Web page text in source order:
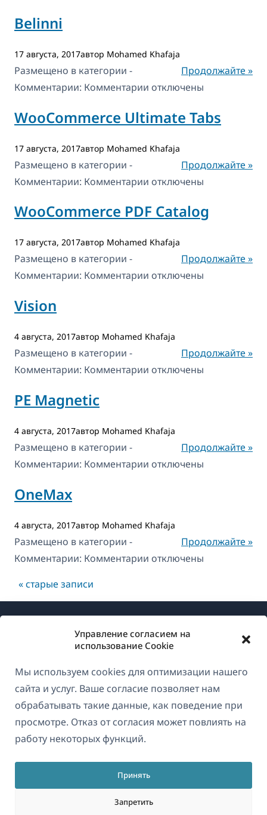
Управление согласием на
использование Cookie
Мы используем cookies для оптимизации нашего
сайта и услуг. Ваше согласие позволяет нам
обрабатывать такие данные, как поведение при
просмотре. Отказ от согласия может повлиять на
работу некоторых функций.
Принять
Запретить
Belinni
17 августа, 2017автор Mohamed Khafaja
Продолжайте »
Размещено в категории -
Комментарии: Комментарии к
Belinni
отключены
WooCommerce Ultimate Tabs
17 августа, 2017автор Mohamed Khafaja
Продолжайте »
Размещено в категории -
Комментарии: Комментарии к
WooCommerce
Tabs
отключены
WooCommerce PDF Catalog
17 августа, 2017автор Mohamed Khafaja
Продолжайте »
Размещено в категории -
Комментарии: Комментарии к
Catalog
отключены
Vision
4 августа, 2017автор Mohamed Khafaja
Продолжайте »
Размещено в категории -
Комментарии: Комментарии котключены
PE Magnetic
4 августа, 2017автор Mohamed Khafaja
Продолжайте »
Размещено в категории -
Комментарии: Комментарии котключены
OneMax
4 августа, 2017автор Mohamed Khafaja
Продолжайте »
Размещено в категории -
Комментарии: Комментарии котключены
« старые записи
Русский
О WPML
GDPR и политика конфиденциальности
Присоединяйтесь к нашей команде
(открывается
в
новом
окне)
в
новом
окне)
в
окне)